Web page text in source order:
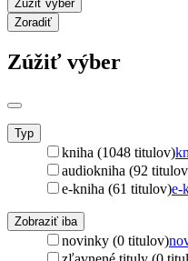
Zúžiť výber
Zoradiť
Zúžiť výber
Typ
kniha (1048 titulov)
audiokniha (92
e-kniha (61 titulov)e-
Zobraziť iba
novinky (0 titulov)